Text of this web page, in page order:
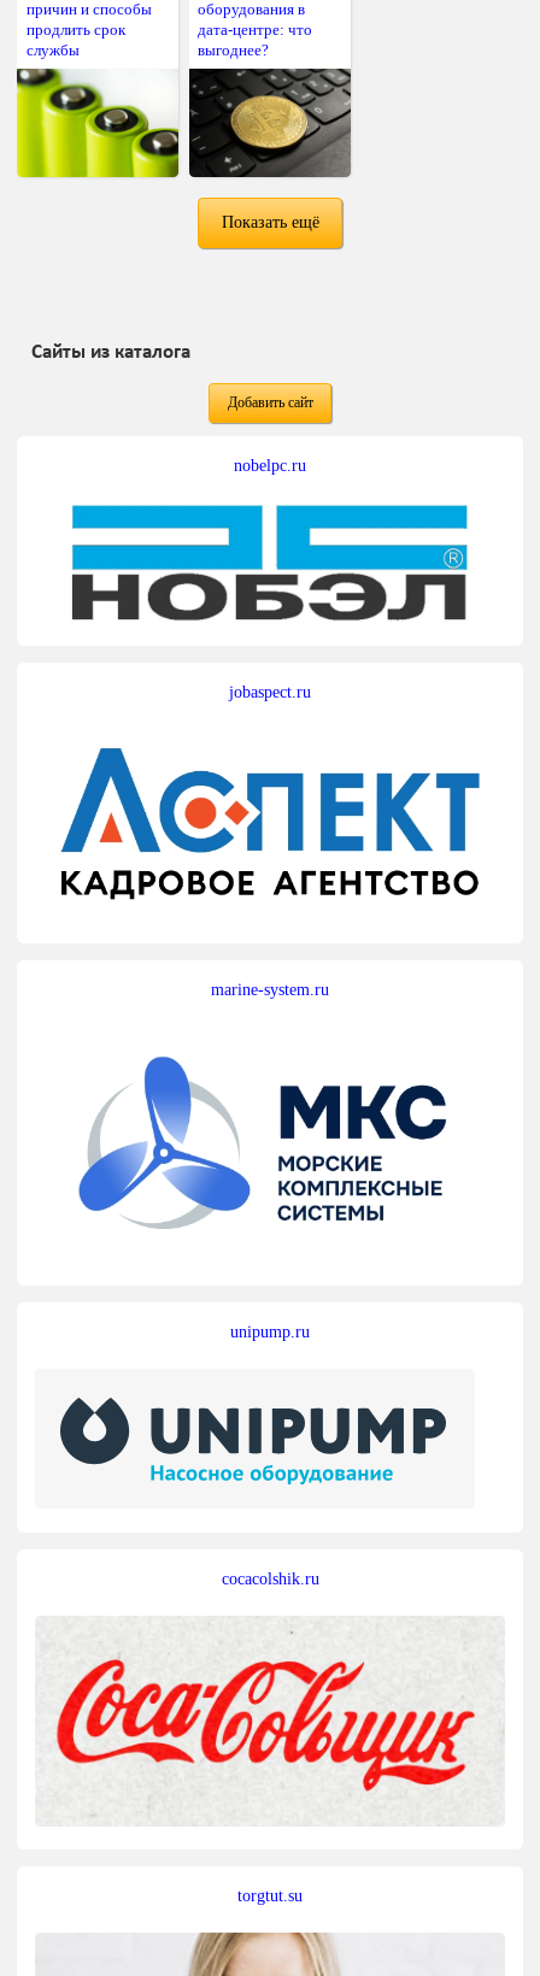
причин и способы
продлить срок
службы
оборудования в
дата-центре: что
выгоднее?
Показать ещё
Сайты из каталога
Добавить сайт
nobelpc.ru
jobaspect.ru
marine-system.ru
unipump.ru
cocacolshik.ru
torgtut.su